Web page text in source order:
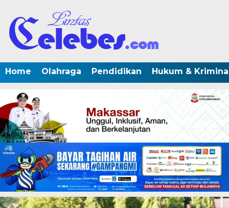
Home Olahraga Pendidikan Hukum &